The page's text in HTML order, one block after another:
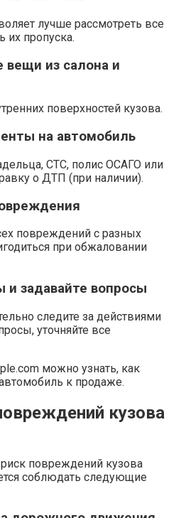
лучше рассмотреть все
их пропуска.
вещи из салона и
поверхностей кузова.
на автомобиль
СТС, полис ОСАГО или
о ДТП (при наличии).
повреждений с разных
при обжаловании
и задавайте вопросы
следите за действиями
уточняйте все
можно узнать, как
к продаже.
кузова
повреждений кузова
соблюдать следующие